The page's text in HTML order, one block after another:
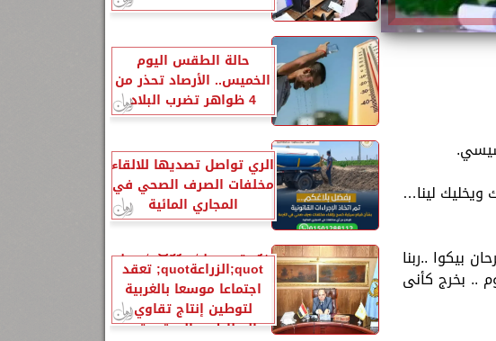
لينا…
بيكوا ..ربنا
.. بخرج كأنى
حالة الطقس اليوم
الخميس.. الأرصاد تحذر من
4 ظواهر تضرب البلاد
الري تواصل تصديها للالقاء
مخلفات الصرف الصحي في
المجاري المائية
برعاية quot;فاروقquot;..
quot;الزراعةquot; تعقد
اجتماعا موسعا بالغربية
لتوطين إنتاج تقاوي
البطاطس المعتمدة...